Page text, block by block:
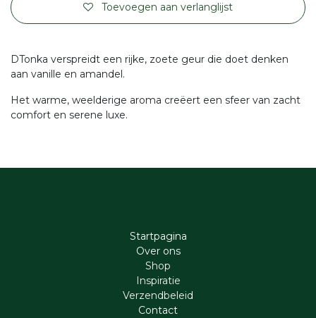
Toevoegen aan verlanglijst
DTonka verspreidt een rijke, zoete geur die doet denken
aan vanille en amandel.
Het warme, weelderige aroma creëert een sfeer van zacht
comfort en serene luxe.
Startpagina
Ove​r​ ons
Shop
Inspiratie
Verzendbeleid
Cont​act